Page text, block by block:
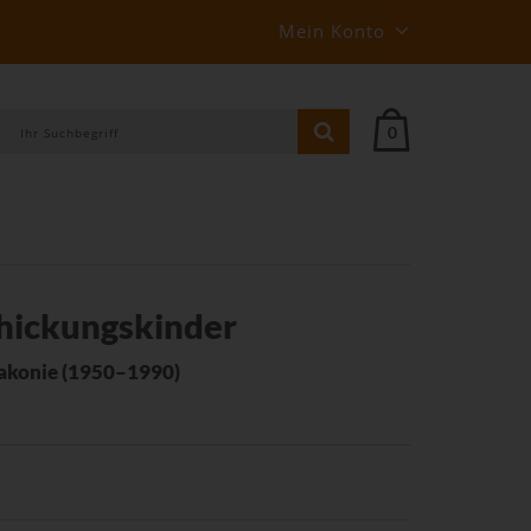
Mein Konto
0
(1950–1990)